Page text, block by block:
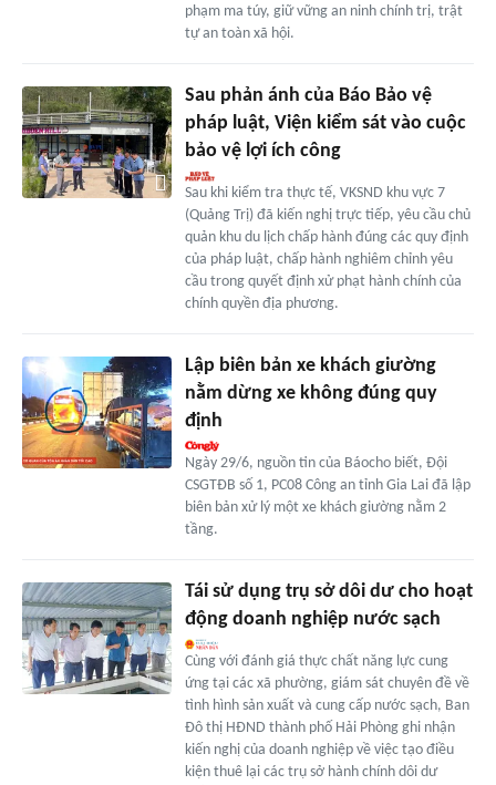
phạm ma túy, giữ vững an ninh chính trị, trật
tự an toàn xã hội.
Sau phản ánh của Báo Bảo vệ
pháp luật, Viện kiểm sát vào cuộc
bảo vệ lợi ích công
Sau khi kiểm tra thực tế, VKSND khu vực 7
(Quảng Trị) đã kiến nghị trực tiếp, yêu cầu chủ
quản khu du lịch chấp hành đúng các quy định
của pháp luật, chấp hành nghiêm chỉnh yêu
cầu trong quyết định xử phạt hành chính của
chính quyền địa phương.
Lập biên bản xe khách giường
nằm dừng xe không đúng quy
định
Ngày 29/6, nguồn tin của Báocho biết, Đội
CSGTĐB số 1, PC08 Công an tỉnh Gia Lai đã lập
biên bản xử lý một xe khách giường nằm 2
tầng.
Tái sử dụng trụ sở dôi dư cho hoạt
động doanh nghiệp nước sạch
Cùng với đánh giá thực chất năng lực cung
ứng tại các xã phường, giám sát chuyên đề về
tình hình sản xuất và cung cấp nước sạch, Ban
Đô thị HĐND thành phố Hải Phòng ghi nhận
kiến nghị của doanh nghiệp về việc tạo điều
kiện thuê lại các trụ sở hành chính dôi dư